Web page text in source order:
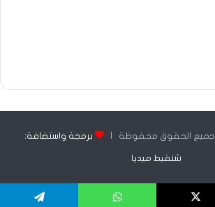
برمجة واستضافة:
شنقيط ميديا